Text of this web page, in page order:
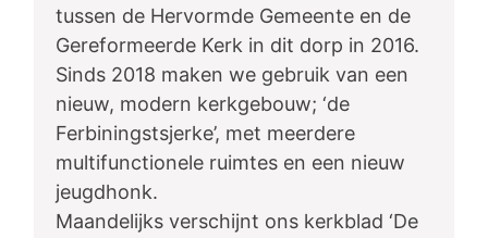
tussen de Hervormde Gemeente en de
Gereformeerde Kerk in dit dorp in 2016.
Sinds 2018 maken we gebruik van een
nieuw, modern kerkgebouw; ‘de
Ferbiningstsjerke’, met meerdere
multifunctionele ruimtes en een nieuw
jeugdhonk.
Maandelijks verschijnt ons kerkblad ‘De